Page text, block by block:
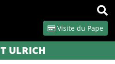
Visite du Pape
ULRICH